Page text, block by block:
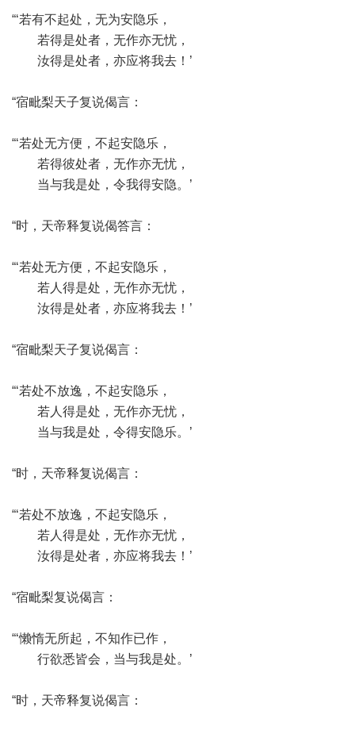
“‘若有不起处，无为安隐乐，
若得是处者，无作亦无忧，
汝得是处者，亦应将我去！’
“宿毗梨天子复说偈言：
“‘若处无方便，不起安隐乐，
若得彼处者，无作亦无忧，
当与我是处，令我得安隐。’
“时，天帝释复说偈答言：
“‘若处无方便，不起安隐乐，
若人得是处，无作亦无忧，
汝得是处者，亦应将我去！’
“宿毗梨天子复说偈言：
“‘若处不放逸，不起安隐乐，
若人得是处，无作亦无忧，
当与我是处，令得安隐乐。’
“时，天帝释复说偈言：
“‘若处不放逸，不起安隐乐，
若人得是处，无作亦无忧，
汝得是处者，亦应将我去！’
“宿毗梨复说偈言：
“‘懒惰无所起，不知作已作，
行欲悉皆会，当与我是处。’
“时，天帝释复说偈言：